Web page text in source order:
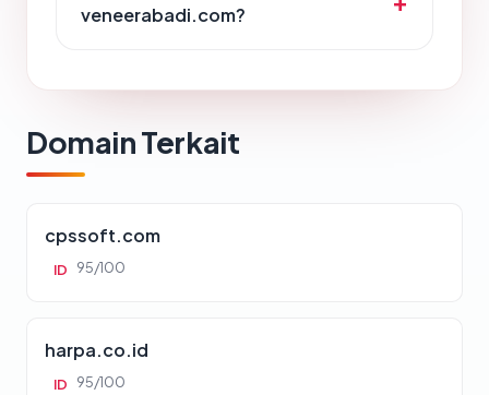
veneerabadi.com?
Domain Terkait
cpssoft.com
ID 95/100
harpa.co.id
ID 95/100